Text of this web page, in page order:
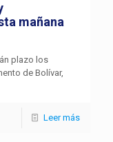
mañana
plazo los
de Bolívar,
Leer más